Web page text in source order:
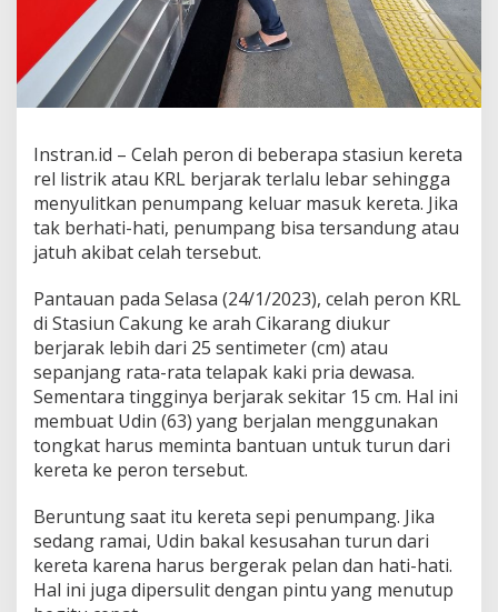
l
a
h
P
e
r
n
K
R
L
T
e
l
a
l
u
L
e
b
a
r
M
m
b
a
h
a
Instran.id – Celah peron di beberapa stasiun kereta
rel listrik atau KRL berjarak terlalu lebar sehingga
menyulitkan penumpang keluar masuk kereta. Jika
tak berhati-hati, penumpang bisa tersandung atau
jatuh akibat celah tersebut.
Pantauan pada Selasa (24/1/2023), celah peron KRL
di Stasiun Cakung ke arah Cikarang diukur
berjarak lebih dari 25 sentimeter (cm) atau
sepanjang rata-rata telapak kaki pria dewasa.
Sementara tingginya berjarak sekitar 15 cm. Hal ini
membuat Udin (63) yang berjalan menggunakan
tongkat harus meminta bantuan untuk turun dari
kereta ke peron tersebut.
Beruntung saat itu kereta sepi penumpang. Jika
sedang ramai, Udin bakal kesusahan turun dari
kereta karena harus bergerak pelan dan hati-hati.
Hal ini juga dipersulit dengan pintu yang menutup